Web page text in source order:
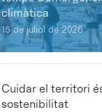
climàtica
15 de juliol de 2026
Cuidar el territori
sostenibilitat